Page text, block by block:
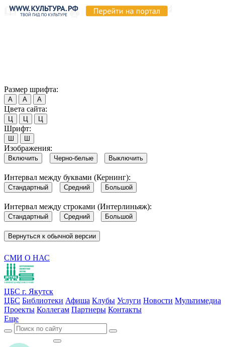
Размер шрифта:
А А А
Цвета сайта:
Ц Ц Ц
Шрифт:
Ш Ш
Изображения:
Включить Черно-белые Выключить
Интервал между буквами (Кернинг):
Стандартный Средний Большой
Интервал между строками (Интерлиньяж):
Стандартный Средний Большой
Вернуться к обычной версии
СМИ О НАС
ЦБС г. Якутск
ЦБС Библиотеки Афиша Клубы Услуги Новости Мультимедиа
Проекты Коллегам Партнеры Контакты
Еще